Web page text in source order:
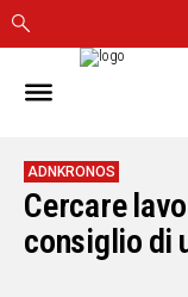
IN
CAGLIARI
SASSARI
NUORO
ORISTANO
ADNKRONOS
Cercare
consiglio di